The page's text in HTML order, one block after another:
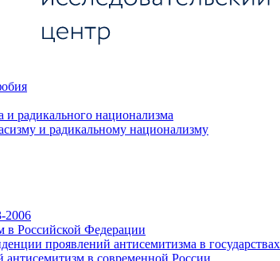
и радикального национализма
и радикальному национализму
2006
в Российской Федерации
проявлений антисемитизма в